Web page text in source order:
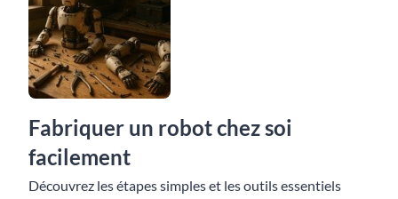
Fabriquer un robot chez soi
facilement
Découvrez les étapes simples et les outils essentiels